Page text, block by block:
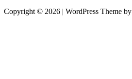
Copyright © 2026 | WordPress Theme by